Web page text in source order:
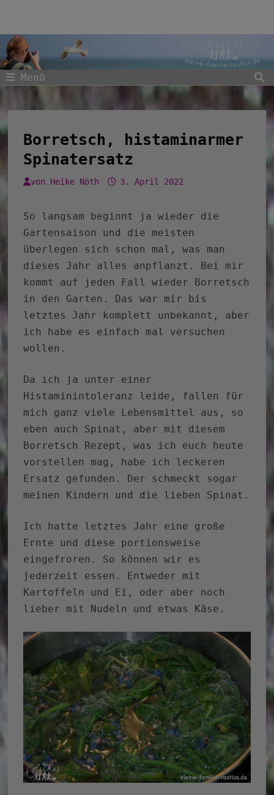
springen
Menü
Borretsch, histaminarmer
Spinatersatz
von Heike Nöth 3. April 2022
So langsam beginnt ja wieder die
Gartensaison und die meisten
überlegen sich schon mal, was man
dieses Jahr alles anpflanzt. Bei mir
kommt auf jeden Fall wieder Borretsch
in den Garten. Das war mir bis
letztes Jahr komplett unbekannt, aber
ich habe es einfach mal versuchen
wollen.
Da ich ja unter einer
Histaminintoleranz leide, fallen für
mich ganz viele Lebensmittel aus, so
eben auch Spinat, aber mit diesem
Borretsch Rezept, was ich euch heute
vorstellen mag, habe ich leckeren
Ersatz gefunden. Der schmeckt sogar
meinen Kindern und die lieben Spinat.
Ich hatte letztes Jahr eine große
Ernte und diese portionsweise
eingefroren. So können wir es
jederzeit essen. Entweder mit
Kartoffeln und Ei, oder aber noch
lieber mit Nudeln und etwas Käse.